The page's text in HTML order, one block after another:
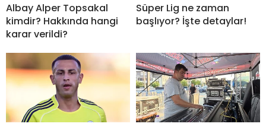
Albay Alper Topsakal
kimdir? Hakkında hangi
karar verildi?
Süper Lig ne zaman
başlıyor? İşte detaylar!